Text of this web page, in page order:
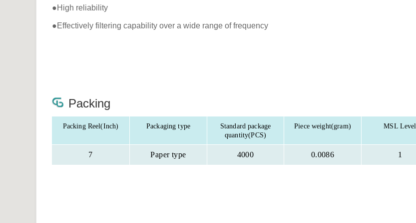
●High reliability
●Effectively filtering capability over a wide range of frequency
Packing
Packing Reel(Inch) Packaging type
Standard package
quantity(PCS)
Piece weight(gram) MSL Level
7 Paper type 4000 0.0086 1